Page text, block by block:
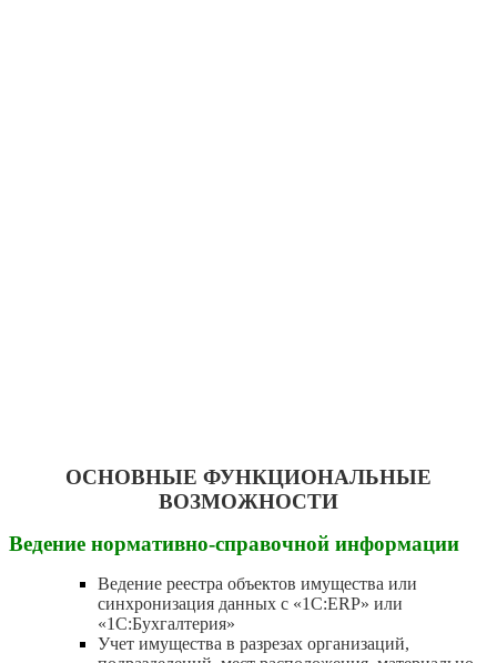
ОСНОВНЫЕ ФУНКЦИОНАЛЬНЫЕ
ВОЗМОЖНОСТИ
Ведение нормативно-справочной информации
Ведение реестра объектов имущества или
синхронизация данных с «1C:ERP» или
«1С:Бухгалтерия»
Учет имущества в разрезах организаций,